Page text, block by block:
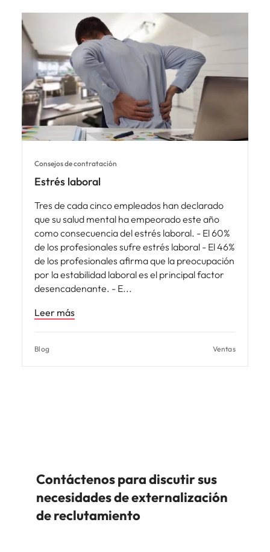
Consejos de contratación
Estrés laboral
Tres de cada cinco empleados han declarado
que su salud mental ha empeorado este año
como consecuencia del estrés laboral. - El 60%
de los profesionales sufre estrés laboral - El 46%
de los profesionales afirma que la preocupación
por la estabilidad laboral es el principal factor
desencadenante. - E
Leer más
Blog Ventas
Contáctenos para discutir sus
necesidades de externalización
de reclutamiento